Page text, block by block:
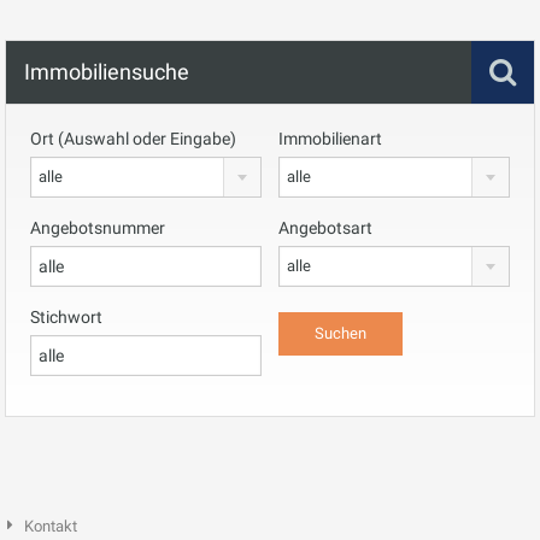
Immobiliensuche
Ort (Auswahl oder Eingabe)
alle
Immobilienart
alle
Angebotsnummer Angebotsart
alle
Stichwort
Kontakt